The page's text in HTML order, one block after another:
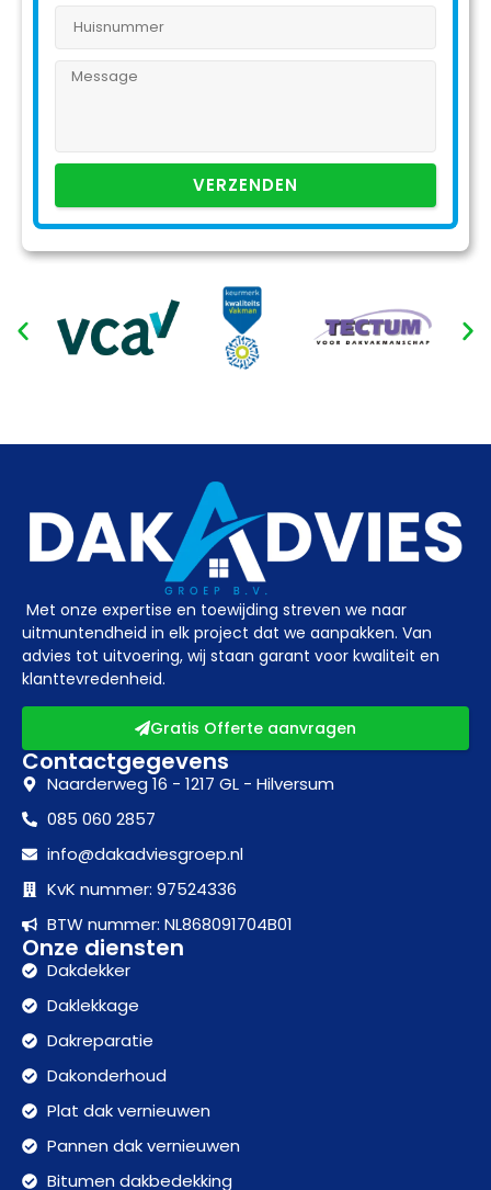
VERZENDEN
Met onze expertise en toewijding streven we naar
uitmuntendheid in elk project dat we aanpakken. Van
advies tot uitvoering, wij staan garant voor kwaliteit en
klanttevredenheid.
Gratis Offerte aanvragen
Contactgegevens
Naarderweg 16 - 1217 GL - Hilversum
085 060 2857
info@dakadviesgroep.nl
KvK nummer: 97524336
BTW nummer: NL868091704B01
Onze diensten
Dakdekker
Daklekkage
Dakreparatie
Dakonderhoud
Plat dak vernieuwen
Pannen dak vernieuwen
Bitumen dakbedekking